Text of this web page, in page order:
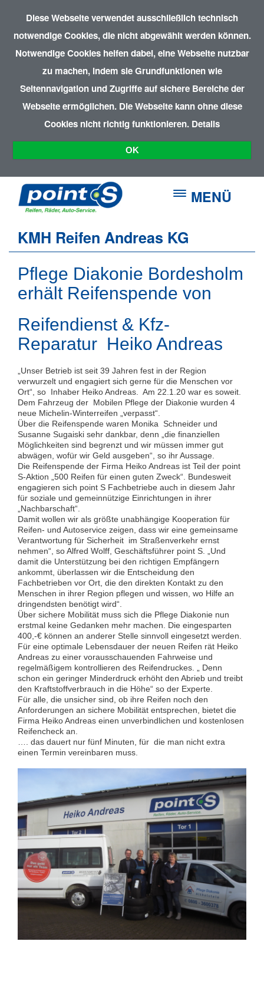
Diese Webseite verwendet ausschließlich technisch
notwendige Cookies, die nicht abgewählt werden können.
Notwendige Cookies helfen dabei, eine Webseite nutzbar
zu machen, indem sie Grundfunktionen wie
Seitennavigation und Zugriffe auf sichere Bereiche der
Webseite ermöglichen. Die Webseite kann ohne diese
Cookies nicht richtig funktionieren. Details
OK
MENÜ
KMH Reifen Andreas KG
Pflege Diakonie Bordesholm
erhält Reifenspende von
Reifendienst & Kfz-
Reparatur Heiko Andreas
„Unser Betrieb ist seit 39 Jahren fest in der Region
verwurzelt und engagiert sich gerne für die Menschen vor
Ort“, so Inhaber Heiko Andreas. Am 22.1.20 war es soweit.
Dem Fahrzeug der Mobilen Pflege der Diakonie wurden 4
neue Michelin-Winterreifen „verpasst“.
Über die Reifenspende waren Monika Schneider und
Susanne Sugaiski sehr dankbar, denn „die finanziellen
Möglichkeiten sind begrenzt und wir müssen immer gut
abwägen, wofür wir Geld ausgeben“, so ihr Aussage.
Die Reifenspende der Firma Heiko Andreas ist Teil der point
S-Aktion „500 Reifen für einen guten Zweck“. Bundesweit
engagieren sich point S Fachbetriebe auch in diesem Jahr
für soziale und gemeinnützige Einrichtungen in ihrer
„Nachbarschaft“.
Damit wollen wir als größte unabhängige Kooperation für
Reifen- und Autoservice zeigen, dass wir eine gemeinsame
Verantwortung für Sicherheit im Straßenverkehr ernst
nehmen“, so Alfred Wolff, Geschäftsführer point S. „Und
damit die Unterstützung bei den richtigen Empfängern
ankommt, überlassen wir die Entscheidung den
Fachbetrieben vor Ort, die den direkten Kontakt zu den
Menschen in ihrer Region pflegen und wissen, wo Hilfe an
dringendsten benötigt wird“.
Über sichere Mobilität muss sich die Pflege Diakonie nun
erstmal keine Gedanken mehr machen. Die eingesparten
400,-€ können an anderer Stelle sinnvoll eingesetzt werden.
Für eine optimale Lebensdauer der neuen Reifen rät Heiko
Andreas zu einer vorausschauenden Fahrweise und
regelmäßigem kontrollieren des Reifendruckes. „ Denn
schon ein geringer Minderdruck erhöht den Abrieb und treibt
den Kraftstoffverbrauch in die Höhe“ so der Experte.
Für alle, die unsicher sind, ob ihre Reifen noch den
Anforderungen an sichere Mobilität entsprechen, bietet die
Firma Heiko Andreas einen unverbindlichen und kostenlosen
Reifencheck an.
…. das dauert nur fünf Minuten, für die man nicht extra
einen Termin vereinbaren muss.